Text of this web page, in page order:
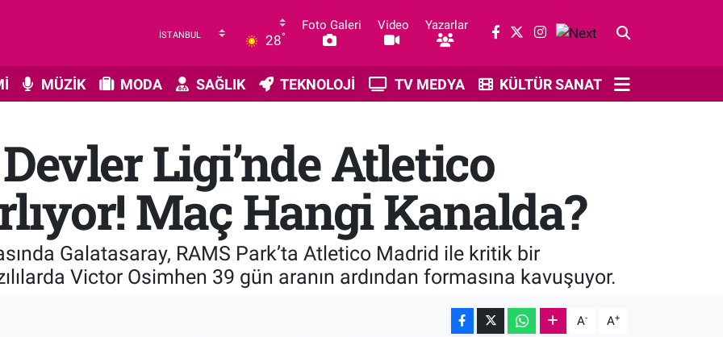
28°
Foto Galeri Video Yazarlar
MÜZİK MODA SAĞLIK TEKNOLOJİ TV MEDYA KÜLTÜR SANAT
Ligi’nde Atletico
Maç Hangi Kanalda?
Galatasaray, RAMS Park’ta Atletico Madrid ile kritik bir
Victor Osimhen 39 gün aranın ardından formasına kavuşuyor.
A- A+